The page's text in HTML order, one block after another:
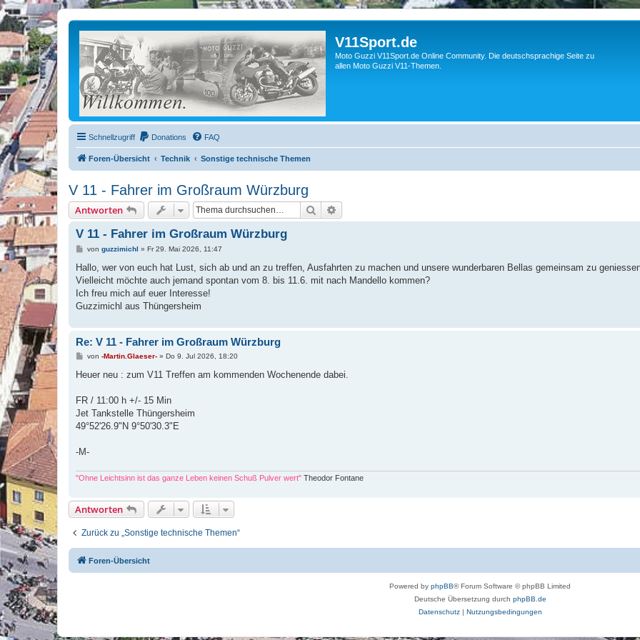
V11Sport.de
Moto Guzzi V11Sport.de Online Community. Die deutschsprachige Seite zu
allen Moto Guzzi V11-Themen.
Schnellzugriff Donations FAQ
Foren-Übersicht Technik Sonstige technische Themen
V 11 - Fahrer im Großraum Würzburg
Antworten Suche
V 11 - Fahrer im Großraum Würzburg
B
i
r
a
von guzzimichl » Fr 29. Mai 2026, 11:47
Hallo, wer von euch hat Lust, sich ab und an zu treffen, Ausfahrten zu machen und unsere wunderbaren Bellas gemeinsam zu
Vielleicht möchte auch jemand spontan vom 8. bis 11.6. mit nach Mandello kommen?
Ich freu mich auf euer Interesse!
Guzzimichl aus Thüngersheim
Re: V 11 - Fahrer im Großraum Würzburg
B
i
a
von -Martin.Glaeser-» Do 9. Jul 2026, 18:20
Heuer neu : zum V11 Treffen am kommenden Wochenende dabei.
FR / 11:00 h +/- 15 Min
Jet Tankstelle Thüngersheim
49°52'26.9"N 9°50'30.3"E
-M-
"Ohne Leichtsinn ist das ganze Leben keinen Schuß Pulver wert" Theodor Fontane
Antworten
Zurück zu „Sonstige technische Themen“
Foren-Übersicht
Powered by phpBB® Forum Software © phpBB Limited
Deutsche Übersetzung durch phpBB.de
Datenschutz| Nutzungsbedingungen